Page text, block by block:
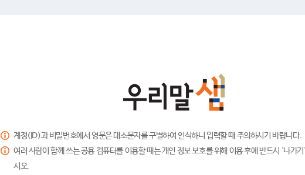
계정(ID)과 비밀번호에서 영문은 대소문자를 구별하여 인식하니 입력할 때 주의하시기 바랍니다.
여러 사람이 함께 쓰는 공용 컴퓨터를 이용할 때는 개인 정보 보호를 위해 이용 후에 반드시 '나가
시오.